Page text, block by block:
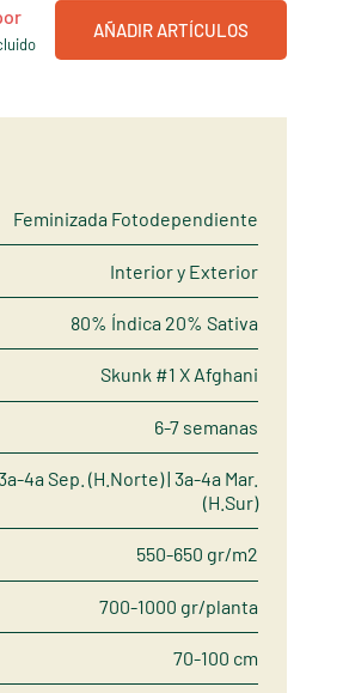
AÑADIR ARTÍCULOS
Feminizada Fotodependiente
Interior y Exterior
80% Índica 20% Sativa
Skunk #1 X Afghani
6-7 semanas
4a Sep. (H.Norte) | 3a-4a Mar.
(H.Sur)
550-650 gr/m2
700-1000 gr/planta
70-100 cm